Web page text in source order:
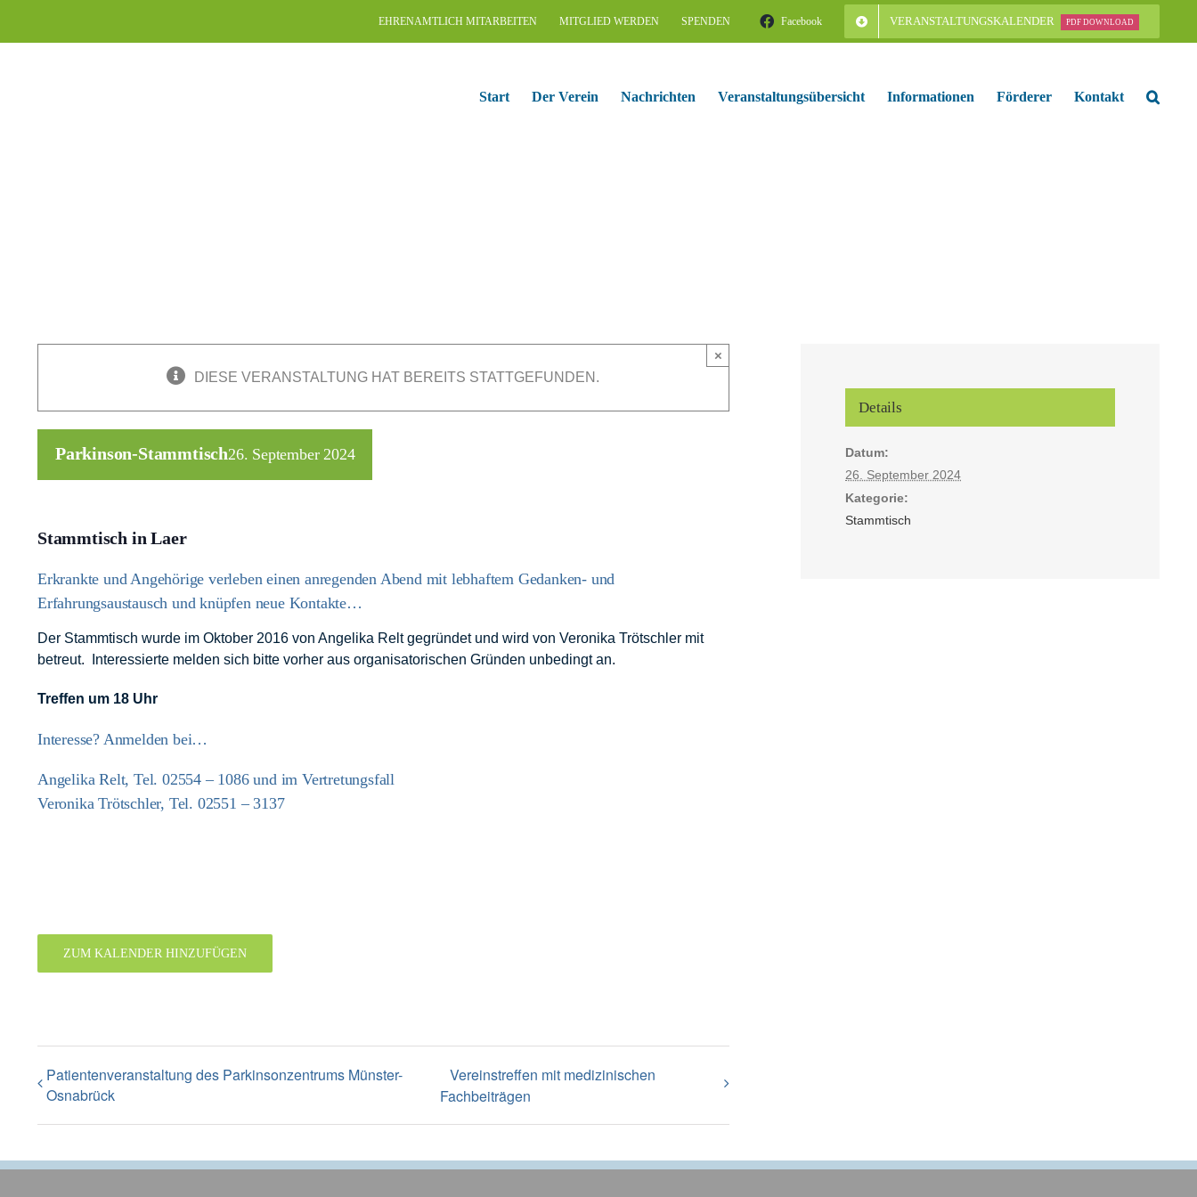
EHRENAMTLICH MITARBEITEN MITGLIED WERDEN SPENDEN Facebook VERANSTALTUNGSKALENDER PDF DOWNLOAD
Start Der Verein Nachrichten Veranstaltungsübersicht Informationen Förderer Kontakt
DIESE VERANSTALTUNG HAT BEREITS STATTGEFUNDEN.
×
Parkinson-Stammtisch26. September 2024
Stammtisch in Laer
Erkrankte und Angehörige verleben einen anregenden Abend mit lebhaftem Gedanken- und
Erfahrungsaustausch und knüpfen neue Kontakte…
Der Stammtisch wurde im Oktober 2016 von Angelika Relt gegründet und wird von Veronika Trötschler mit
betreut. Interessierte melden sich bitte vorher aus organisatorischen Gründen unbedingt an.
Treffen um 18 Uhr
Interesse? Anmelden bei…
Angelika Relt, Tel. 02554 – 1086 und im Vertretungsfall
Veronika Trötschler, Tel. 02551 – 3137
ZUM KALENDER HINZUFÜGEN
Patientenveranstaltung des Parkinsonzentrums Münster-
Osnabrück
Vereinstreffen mit medizinischen
Fachbeiträgen
Details
Datum:
26. September 2024
Kategorie:
Stammtisch